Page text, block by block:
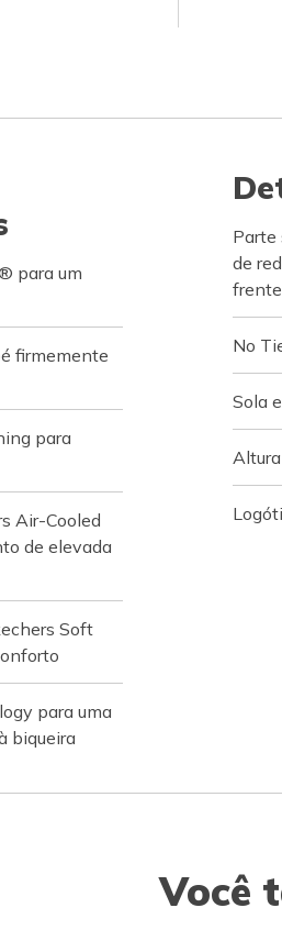
para um
firmemente
para
Air-Cooled
de elevada
Soft
para uma
biqueira
Parte
de
frente
No
Sola
Você